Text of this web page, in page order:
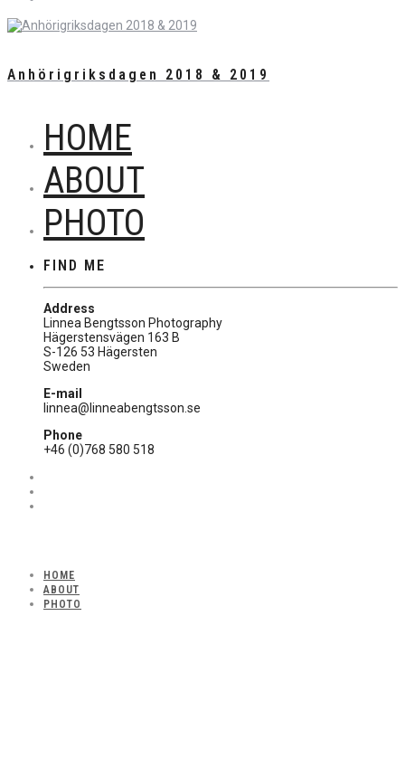
Anhörigriksdagen 2018 & 2019
HOME
ABOUT
PHOTO
FIND ME
Address
Linnea Bengtsson Photography
Hägerstensvägen 163 B
S-126 53 Hägersten
Sweden
E-mail
linnea@linneabengtsson.se
Phone
+46 (0)768 580 518
HOME
ABOUT
PHOTO